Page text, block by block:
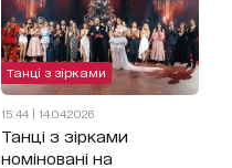
Танці з зірками
15:44 | 14.04.2026
Танці з зірками
номіновані на